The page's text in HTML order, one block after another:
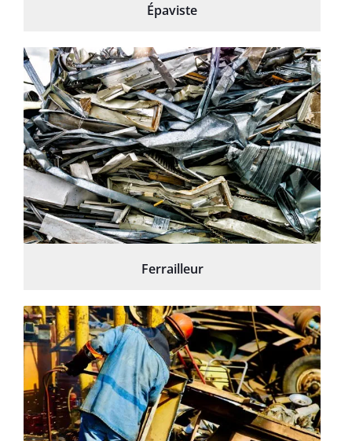
Épaviste
Ferrailleur